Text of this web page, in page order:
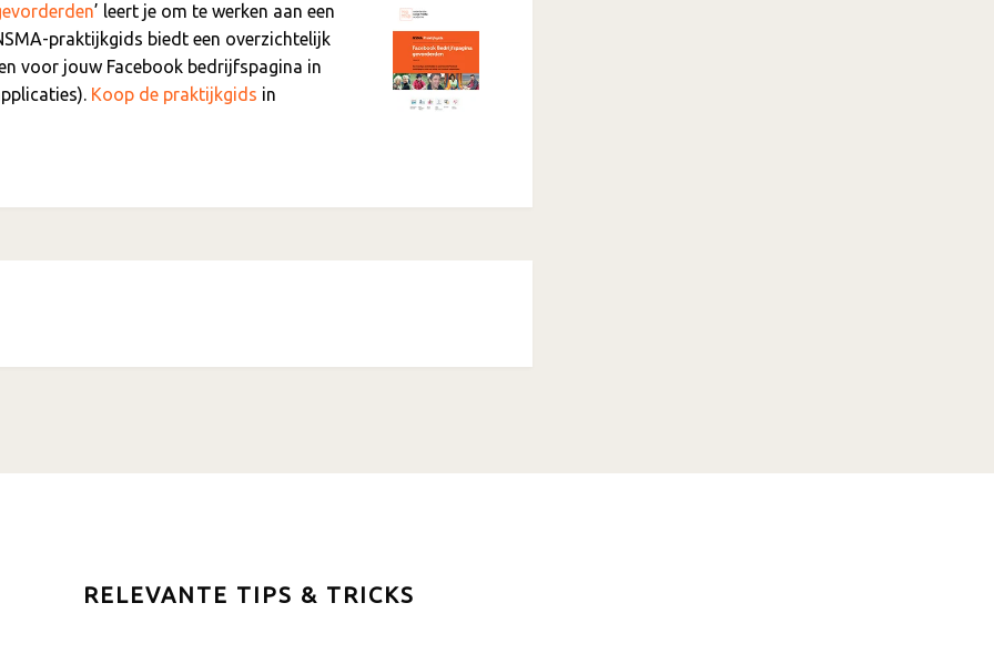
’ leert je om te werken aan een
praktijkgids biedt een overzichtelijk
voor jouw Facebook bedrijfspagina in
Koop de praktijkgids in
RELEVANTE TIPS & TRICKS